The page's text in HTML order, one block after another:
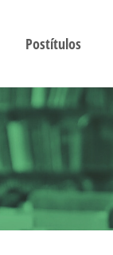
Postítulos